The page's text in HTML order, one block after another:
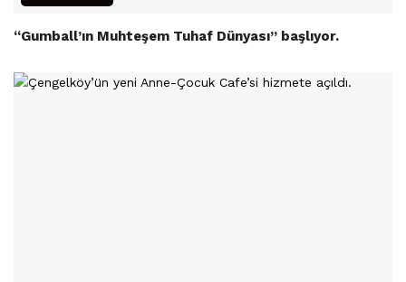
“Gumball’ın Muhteşem Tuhaf Dünyası” başlıyor.